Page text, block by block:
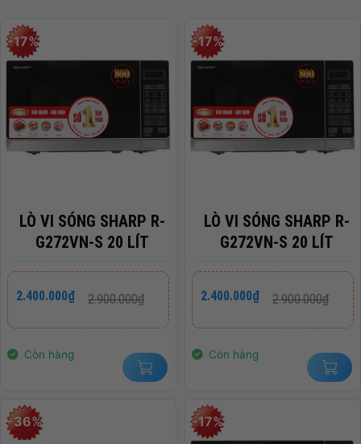
Trọng Lượng
Màu sắc
Bạc
Trung Quốc
-17%
LÒ VI SÓNG SHARP R-
G272VN-S 20 LÍT
2.900.000₫
Giá
gốc
2.900.000₫.
2.400.000₫
Giá
hiện
là:
Còn hàng
-17%
LÒ VI SÓNG SHARP R-
G272VN-S 20 LÍT
2.900.000₫
Giá
gốc
2.900.000₫.
2.400.000₫
Giá
hiện
là:
Còn hàng
-36% -17%